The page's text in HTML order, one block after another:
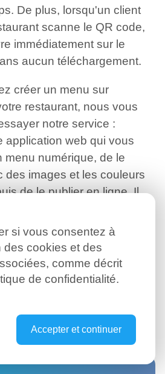
De plus, lorsqu'un client
scanne le QR code,
immédiatement sur le
aucun téléchargement.
créer un menu sur
restaurant, nous vous
notre service :
application web qui vous
menu numérique, de le
des images et les couleurs
de le publier en ligne. Il
besoin de compétences
menu sur smartphone
mobile →
si vous consentez à
des cookies et des
comme décrit
de confidentialité.
Accepter et continuer